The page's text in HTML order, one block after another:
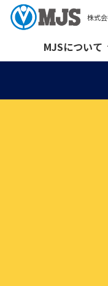
株式
MJSについて